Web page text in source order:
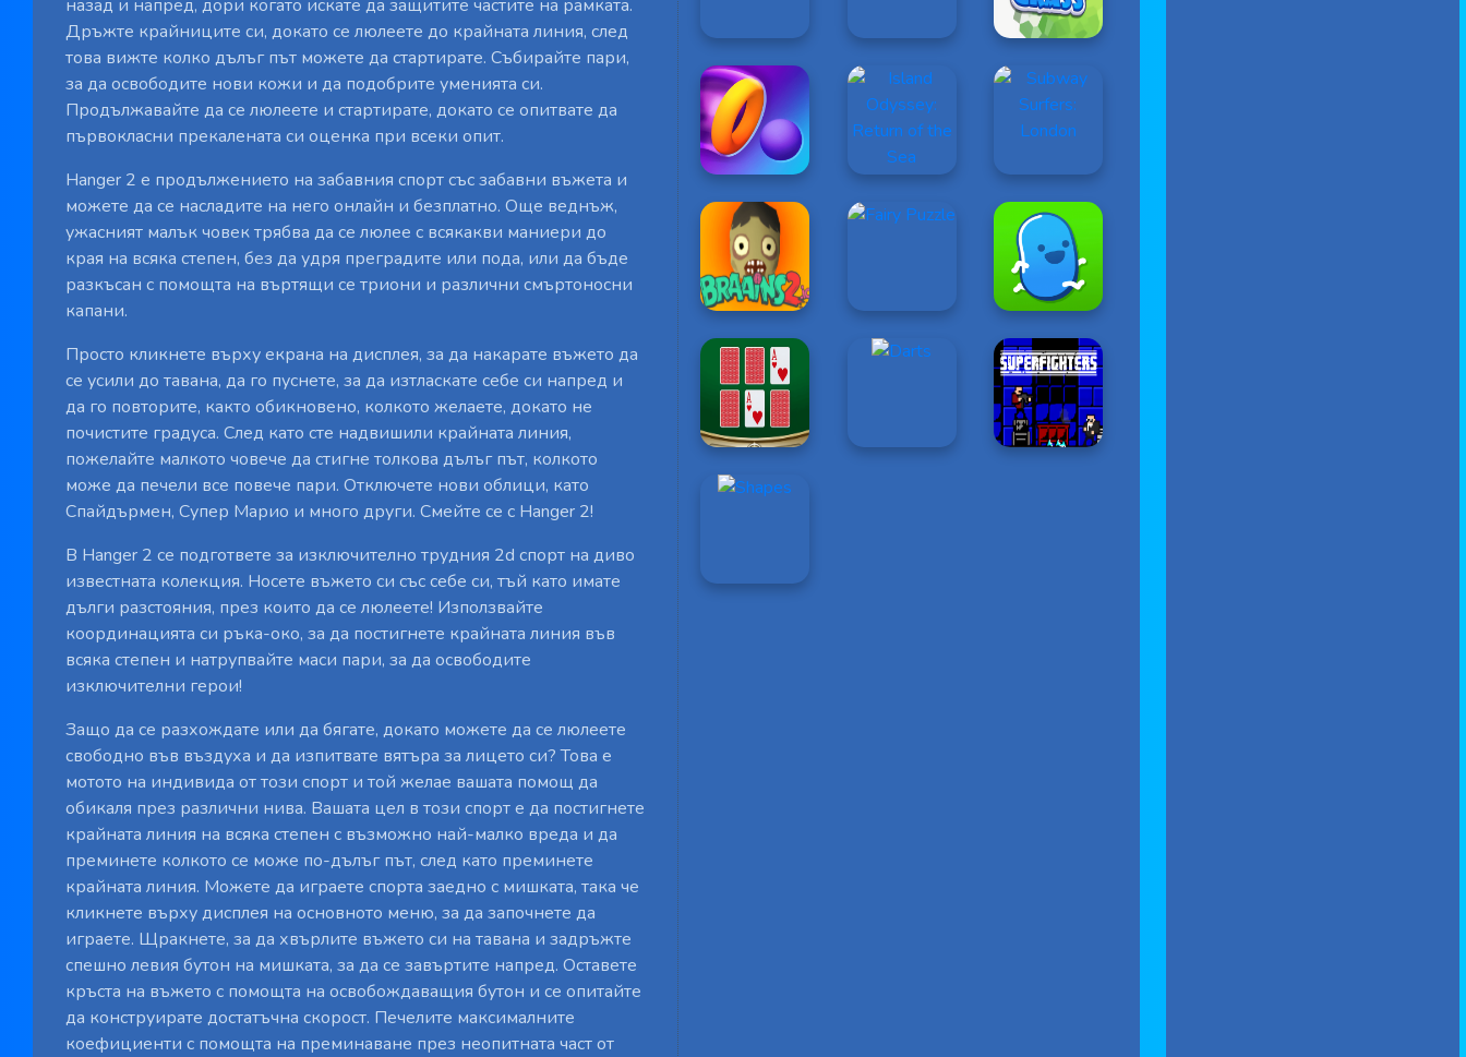
назад и напред, дори когато искате да защитите частите на рамката.
Дръжте крайниците си, докато се люлеете до крайната линия, след
това вижте колко дълъг път можете да стартирате. Събирайте пари,
за да освободите нови кожи и да подобрите уменията си.
Продължавайте да се люлеете и стартирате, докато се опитвате да
първокласни прекалената си оценка при всеки опит.
Hanger 2 е продължението на забавния спорт със забавни въжета и
можете да се насладите на него онлайн и безплатно. Още веднъж,
ужасният малък човек трябва да се люлее с всякакви маниери до
края на всяка степен, без да удря преградите или пода, или да бъде
разкъсан с помощта на въртящи се триони и различни смъртоносни
капани.
Просто кликнете върху екрана на дисплея, за да накарате въжето да
се усили до тавана, да го пуснете, за да изтласкате себе си напред и
да го повторите, както обикновено, колкото желаете, докато не
почистите градуса. След като сте надвишили крайната линия,
пожелайте малкото човече да стигне толкова дълъг път, колкото
може да печели все повече пари. Отключете нови облици, като
Спайдърмен, Супер Марио и много други. Смейте се с Hanger 2!
В Hanger 2 се подгответе за изключително трудния 2d спорт на диво
известната колекция. Носете въжето си със себе си, тъй като имате
дълги разстояния, през които да се люлеете! Използвайте
координацията си ръка-око, за да постигнете крайната линия във
всяка степен и натрупвайте маси пари, за да освободите
изключителни герои!
Защо да се разхождате или да бягате, докато можете да се люлеете
свободно във въздуха и да изпитвате вятъра за лицето си? Това е
мотото на индивида от този спорт и той желае вашата помощ да
обикаля през различни нива. Вашата цел в този спорт е да постигнете
крайната линия на всяка степен с възможно най-малко вреда и да
преминете колкото се може по-дълъг път, след като преминете
крайната линия. Можете да играете спорта заедно с мишката, така че
кликнете върху дисплея на основното меню, за да започнете да
играете. Щракнете, за да хвърлите въжето си на тавана и задръжте
спешно левия бутон на мишката, за да се завъртите напред. Оставете
кръста на въжето с помощта на освобождаващия бутон и се опитайте
да конструирате достатъчна скорост. Печелите максималните
коефициенти с помощта на преминаване през неопитната част от